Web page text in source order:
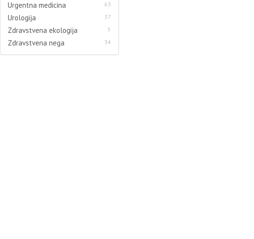
Urgentna medicina 63
Urologija 37
Zdravstvena ekologija 5
Zdravstvena nega 34